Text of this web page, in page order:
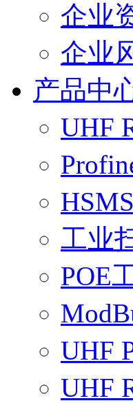
企业
企业
产品中
UHF
工业
POE
UHF
UHF